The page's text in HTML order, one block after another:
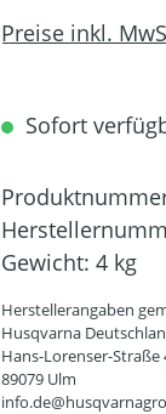
Preise inkl.
Sofort
Gewicht: 4 kg
Herstellerangaben
Husqvarna
Hans-Lorenser-Straße
89079 Ulm